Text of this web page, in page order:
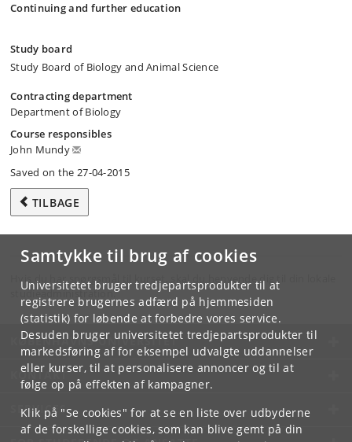
Samtykke til brug af cookies
Universitetet bruger tredjepartsprodukter til at
registrere brugernes adfærd på hjemmesiden
(statistik) for løbende at forbedre vores service.
Desuden bruger universitetet tredjepartsprodukter til
markedsføring af for eksempel udvalgte uddannelser
eller kurser, til at personalisere annoncer og til at
følge op på effekten af kampagner.
Klik på "Se cookies" for at se en liste over udbyderne
af de forskellige cookies, som kan blive gemt på din
Continuing and further education
Study board
Study Board of Biology and Animal Science
Contracting department
Department of Biology
Course responsibles
John Mundy
Saved on the 27-04-2015
TILBAGE
Hvis du har spørgsmål til kurset, skal du henvende dig til din lokale
studieadministration.
KØBENHAVNS UNIVERSITET
KONTAKT
SERVICES